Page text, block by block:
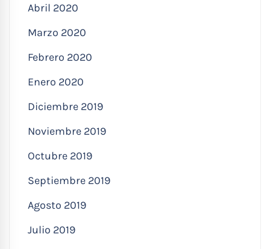
Abril 2020
Marzo 2020
Febrero 2020
Enero 2020
Diciembre 2019
Noviembre 2019
Octubre 2019
Septiembre 2019
Agosto 2019
Julio 2019